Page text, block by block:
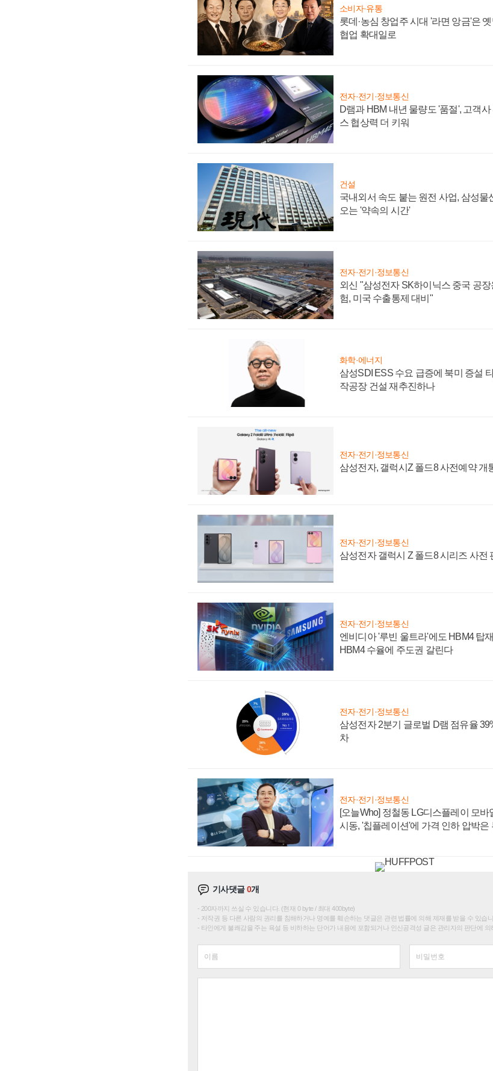
소비자·유통
롯데·농심 창업주 시대 '라면 앙금'은
협업 확대일로
전자·전기·정보통신
D램과 HBM 내년 물량도 '품절', 고객
스 협상력 더 키워
건설
국내외서 속도 붙는 원전 사업, 삼성물
오는 '약속의 시간'
전자·전기·정보통신
외신 "삼성전자 SK하이닉스 중국 공장
험, 미국 수출통제 대비"
화학·에너지
삼성SDI ESS 수요 급증에 북미 증설
작공장 건설 재추진하나
전자·전기·정보통신
삼성전자, 갤럭시Z 폴드8 사전예약 개
전자·전기·정보통신
삼성전자 갤럭시 Z 폴드8 시리즈 사전
전자·전기·정보통신
엔비디아 '루빈 울트라'에도 HBM4 탑
HBM4 수율에 주도권 갈린다
전자·전기·정보통신
삼성전자 2분기 글로벌 D램 점유율
차
전자·전기·정보통신
[오늘Who] 정철동 LG디스플레이 모
시동, '칩플레이션'에 가격 인하 압박은
기사댓글0개
200자까지 쓰실 수 있습니다. (현재 0 byte / 최대 400byte)
저작권 등 다른 사람의 권리를 침해하거나 명예를 훼손하는 댓글은 관련 법률에 의해 제재를 받을 수 있습
타인에게 불쾌감을 주는 욕설 등 비하하는 단어가 내용에 포함되거나 인신공격성 글은 관리자의 판단에 의